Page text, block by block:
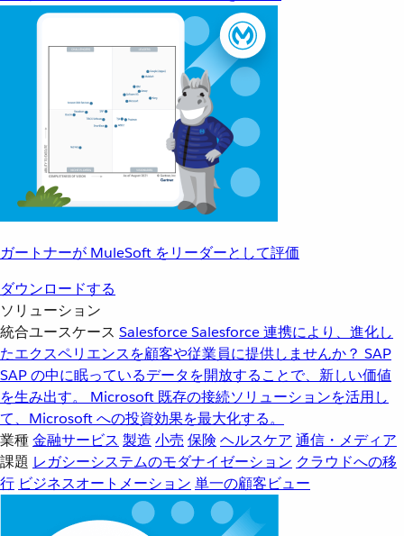
ガートナーが MuleSoft をリーダーとして評価
ダウンロードする
ソリューション
統合ユースケース SalesforceSalesforce 連携により、進化し
たエクスペリエンスを顧客や従業員に提供しませんか？ SAP
SAP の中に眠っているデータを開放することで、新しい価値
を生み出す。
Microsoft 既存の接続ソリューションを活用し
て、Microsoft への投資効果を最大化する。
業種金融サービス 製造 小売 保険 ヘルスケア 通信・メディア
課題 レガシーシステムのモダナイゼーション クラウドへの移
行 ビジネスオートメーション 単一の顧客ビュー